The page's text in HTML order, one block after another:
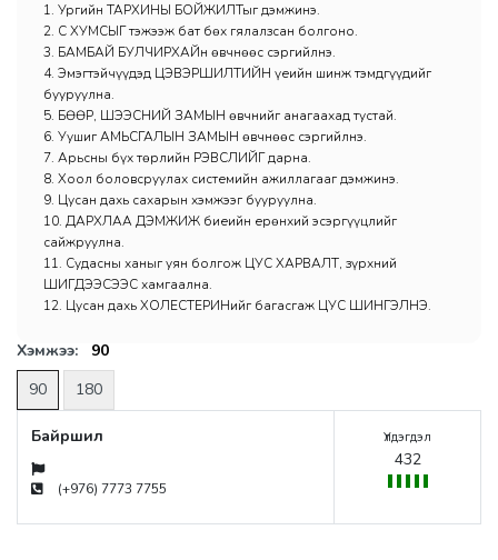
1. Ургийн ТАРХИНЫ БОЙЖИЛТыг дэмжинэ.
2. ҮС ХУМСЫГ тэжээж бат бөх гялалзсан болгоно.
3. БАМБАЙ БУЛЧИРХАЙн өвчнөөс сэргийлнэ.
4. Эмэгтэйчүүдэд ЦЭВЭРШИЛТИЙН үеийн шинж тэмдгүүдийг
бууруулна.
5. БӨӨР, ШЭЭСНИЙ ЗАМЫН өвчнийг анагаахад тустай.
6. Уушиг АМЬСГАЛЫН ЗАМЫН өвчнөөс сэргийлнэ.
7. Арьсны бүх төрлийн ҮРЭВСЛИЙГ дарна.
8. Хоол боловсруулах системийн ажиллагааг дэмжинэ.
9. Цусан дахь сахарын хэмжээг бууруулна.
10. ДАРХЛАА ДЭМЖИЖ биеийн ерөнхий эсэргүүцлийг
сайжруулна.
11. Судасны ханыг уян болгож ЦУС ХАРВАЛТ, зүрхний
ШИГДЭЭСЭЭС хамгаална.
12. Цусан дахь ХОЛЕСТЕРИНийг багасгаж ЦУС ШИНГЭЛНЭ.
Хэмжээ:
90
90
180
Байршил
(+976) 7773 7755
Үлдэгдэл
432